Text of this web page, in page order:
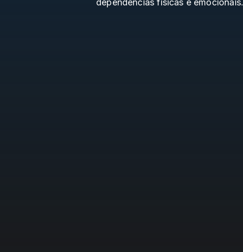
dependências físicas e emocionais.